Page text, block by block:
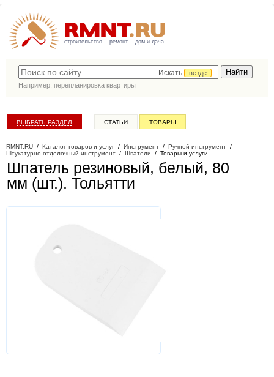
строительство ремонт дом и дача
Искать
везде
Например, перепланировка квартиры
ВЫБРАТЬ РАЗДЕЛ СТАТЬИ ТОВАРЫ
RMNT.RU / Каталог товаров и услуг / Инструмент / Ручной инструмент /
Штукатурно-отделочный инструмент / Шпатели / Товары и услуги
Шпатель резиновый, белый, 80
мм (шт.). Тольятти